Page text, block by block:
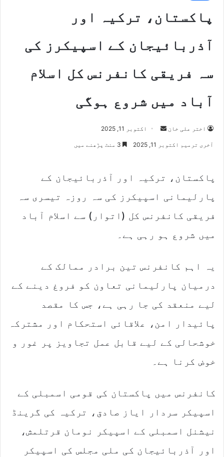
پاکستان، ترکیہ اور
آذربائیجان کے اسپیکرز کی
سہ فریقی کانفرنس کل اسلام
آباد میں شروع ہوگی
اختر علی خان
e
i
اکتوبر 11, 2025
آخری ترمیم اکتوبر 11, 2025
پاکستان، ترکیہ اور آذربائیجان کے
پارلیمانی اسپیکرز کی سہ روزہ تیسری سہ
فریقی کانفرنس کل (اتوار) سے اسلام آباد
میں شروع ہو رہی ہے۔
یہ اہم کانفرنس تین برادر ممالک کے
درمیان پارلیمانی تعاون کو فروغ دینے کے
لیے منعقد کی جا رہی ہے، جس کا مقصد
پائیدار امن، علاقائی استحکام اور مشترکہ
خوشحالی کے لیے قابل عمل تجاویز پر غور و
خوض کرنا ہے۔
کانفرنس میں پاکستان کی قومی اسمبلی کے
اسپیکر سردار ایاز صادق، ترکیہ کی گرینڈ
نیشنل اسمبلی کے اسپیکر نومان قرتلمش،
اور آذربائیجان کی ملی مجلس کی اسپیکر